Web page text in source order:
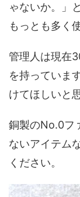
ゃないか。」
もっとも多く
管理人は現在
を持っていま
けてほしいと
銅製のNo.0フ
ないアイテム
ください。